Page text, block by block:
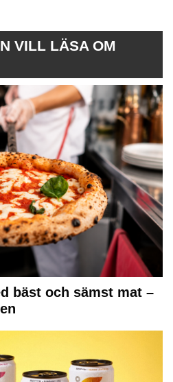
VILL LÄSA OM
bäst och sämst mat –